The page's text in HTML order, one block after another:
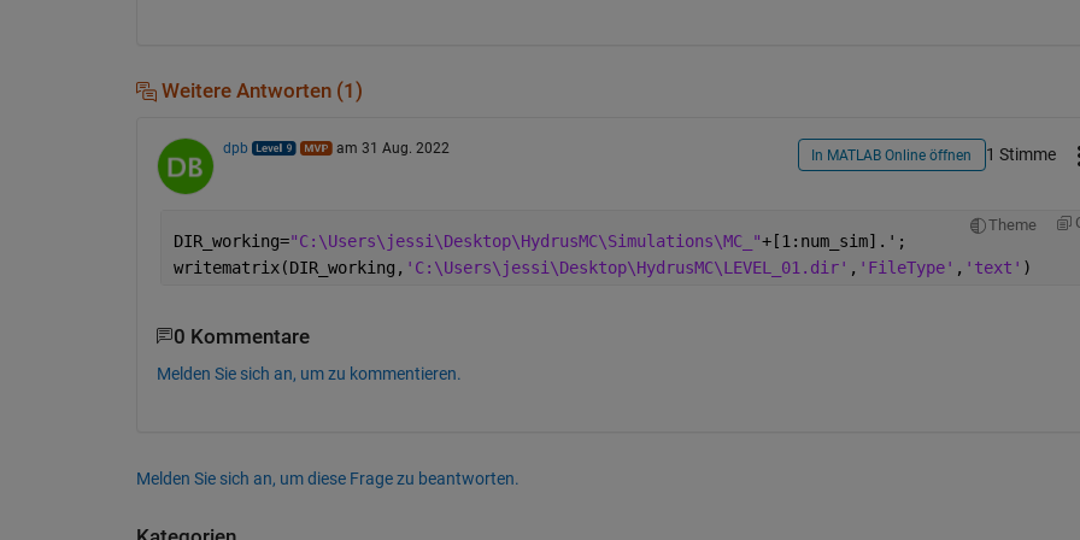
Weitere Antworten (1)
dpb am 31 Aug. 2022 In MATLAB Online öffnen 1 Stimme
Theme
DIR_working="C:\Users\jessi\Desktop\HydrusMC\Simulations\MC_"+[1:num_sim].';
writematrix(DIR_working, 'C:\Users\jessi\Desktop\HydrusMC\LEVEL_01.dir' , 'FileType' , 'text' )
0 Kommentare
Melden Sie sich an, um zu kommentieren.
Melden Sie sich an, um diese Frage zu beantworten.